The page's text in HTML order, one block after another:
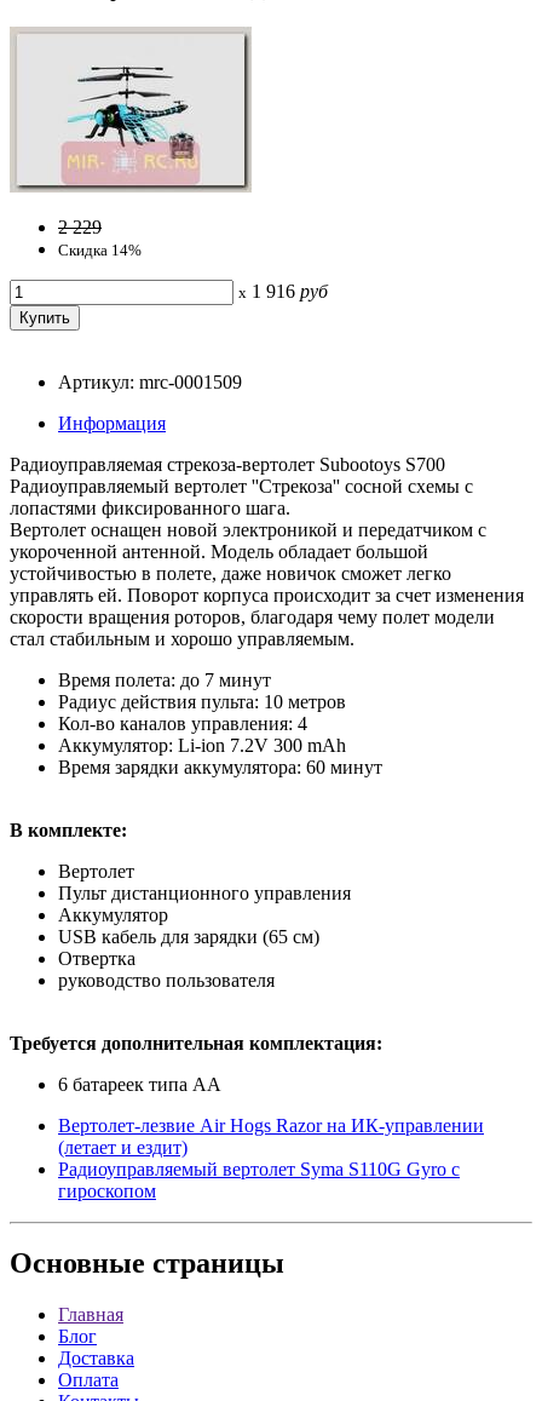
2 229
Скидка 14%
x 1 916 руб
Артикул: mrc-0001509
Информация
Радиоуправляемая стрекоза-вертолет Subootoys S700
Радиоуправляемый вертолет ''Стрекоза'' сосной схемы с
лопастями фиксированного шага.
Вертолет оснащен новой электроникой и передатчиком с
укороченной антенной. Модель обладает большой
устойчивостью в полете, даже новичок сможет легко
управлять ей. Поворот корпуса происходит за счет изменения
скорости вращения роторов, благодаря чему полет модели
стал стабильным и хорошо управляемым.
Время полета: до 7 минут
Радиус действия пульта: 10 метров
Кол-во каналов управления: 4
Аккумулятор: Li-ion 7.2V 300 mAh
Время зарядки аккумулятора: 60 минут
В комплекте:
Вертолет
Пульт дистанционного управления
Аккумулятор
USB кабель для зарядки (65 см)
Отвертка
руководство пользователя
Требуется дополнительная комплектация:
6 батареек типа АА
Вертолет-лезвие Air Hogs Razor на ИК-управлении
(летает и ездит)
Радиоуправляемый вертолет Syma S110G Gyro с
гироскопом
Основные страницы
Главная
Блог
Доставка
Оплата